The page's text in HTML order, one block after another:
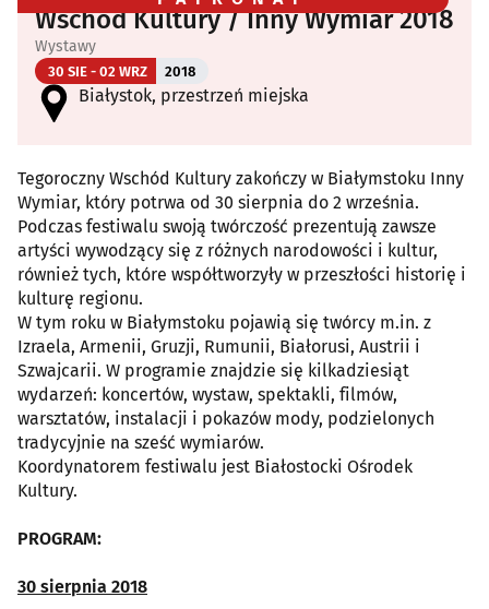
Wschód Kultury / Inny Wymiar 2018
Wystawy
30 SIE - 02 WRZ 2018
Białystok, przestrzeń miejska
Tegoroczny Wschód Kultury zakończy w Białymstoku Inny
Wymiar, który potrwa od 30 sierpnia do 2 września.
Podczas festiwalu swoją twórczość prezentują zawsze
artyści wywodzący się z różnych narodowości i kultur,
również tych, które współtworzyły w przeszłości historię i
kulturę regionu.
W tym roku w Białymstoku pojawią się twórcy m.in. z
Izraela, Armenii, Gruzji, Rumunii, Białorusi, Austrii i
Szwajcarii. W programie znajdzie się kilkadziesiąt
wydarzeń: koncertów, wystaw, spektakli, filmów,
warsztatów, instalacji i pokazów mody, podzielonych
tradycyjnie na sześć wymiarów.
Koordynatorem festiwalu jest Białostocki Ośrodek
Kultury.
PROGRAM:
30 sierpnia 2018